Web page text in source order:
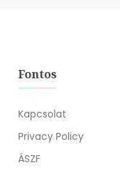
Fontos
Kapcsolat
Privacy Policy
ÁSZF